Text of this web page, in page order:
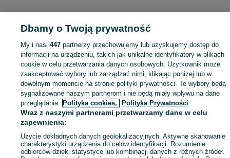
Mapa kategorii
Mapa miejscowości
Mapa ministron
Popularne wyszukiwania
Dbamy o Twoją prywatność
My i nasi447 partnerzy przechowujemy lub uzyskujemy dostęp do
informacji na urządzeniu, takich jak unikalne identyfikatory w plikach
cookie w celu przetwarzania danych osobowych. Użytkownik może
zaakceptować wybory lub zarządzać nimi, klikając poniżej lub w
dowolnym momencie na stronie polityki prywatności. Te wybory będą
sygnalizowane naszym partnerom i nie będą miały wpływu na dane
przeglądania. Polityka cookies, Polityka Prywatności
Wraz z naszymi partnerami przetwarzamy dane w celu
zapewnienia:
Użycie dokładnych danych geolokalizacyjnych. Aktywne skanowanie
charakterystyki urządzenia do celów identyfikacji. Rozumienie
odbiorców dzięki statystyce lub kombinacji danych z różnych źródeł.